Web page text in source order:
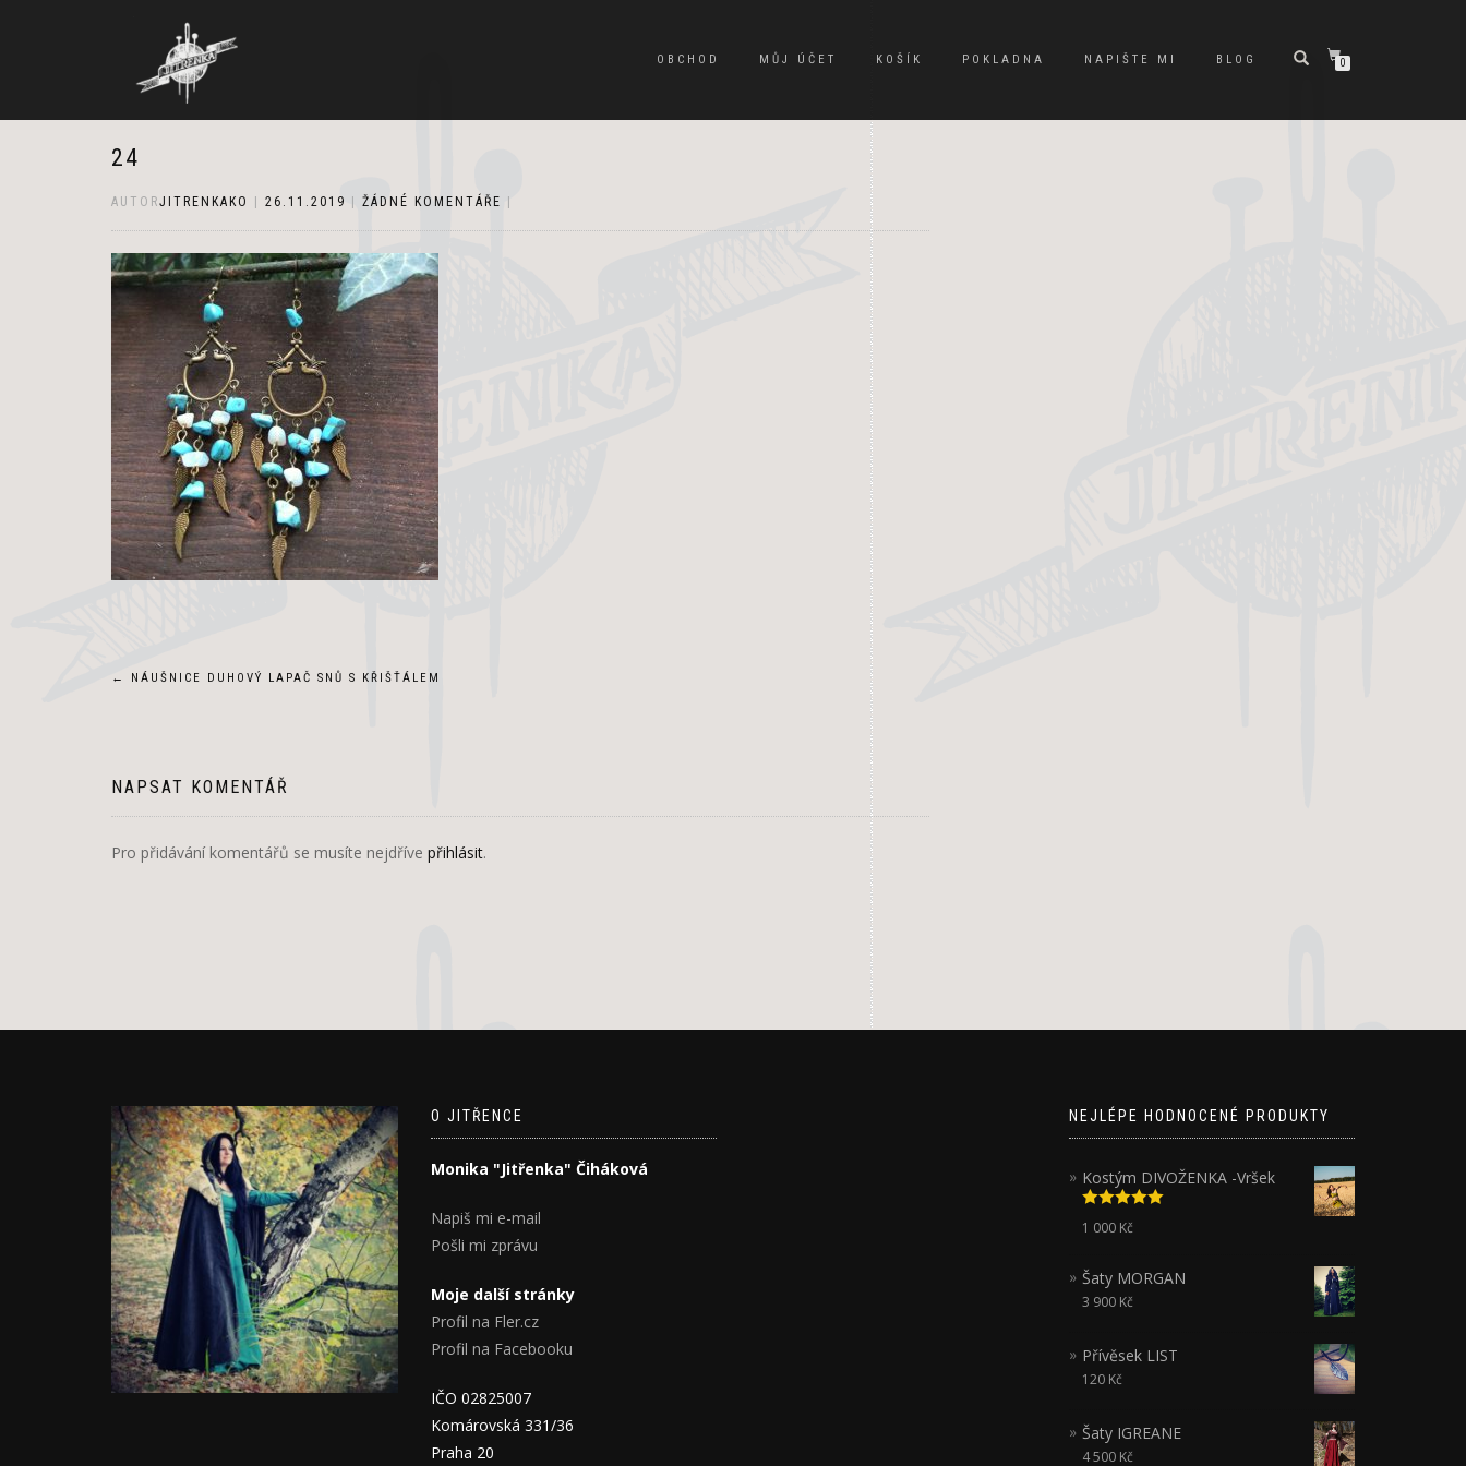
OBCHOD MŮJ ÚČET KOŠÍK POKLADNA NAPIŠTE MI BLOG 0
24
AUTORJITRENKAKO 26.11.2019 ŽÁDNÉ KOMENTÁŘE
Navigace
příspěvek
← NÁUŠNICE DUHOVÝ LAPAČ SNŮ S KŘIŠŤÁLEM
NAPSAT KOMENTÁŘ
Pro přidávání komentářů se musíte nejdříve přihlásit.
O JITŘENCE
Monika "Jitřenka" Čiháková
Napiš mi e-mail
Pošli mi zprávu
Moje další stránky
Profil na Fler.cz
Profil na Facebooku
IČO 02825007
Komárovská 331/36
Praha 20
NEJLÉPE HODNOCENÉ PRODUKTY
Kostým DIVOŽENKA -Vršek
Hodnocení
5.00z 5
1 000 Kč
Šaty MORGAN
3 900 Kč
Přívěsek LIST
120 Kč
Šaty IGREANE
4 500 Kč